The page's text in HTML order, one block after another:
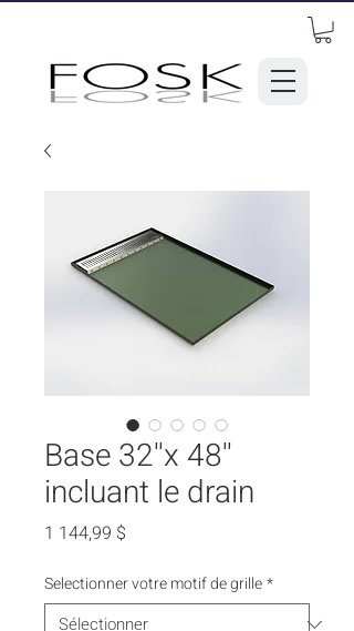
Base 32''x 48''
incluant le drain
1 144,99 $
Selectionner votre motif de grille*